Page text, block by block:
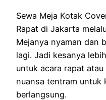
Sewa Meja Kotak
Rapat di Jakarta
Mejanya nyaman dan
lagi. Jadi kesanya
untuk acara rapat
nuansa tentram untuk
berlangsung.